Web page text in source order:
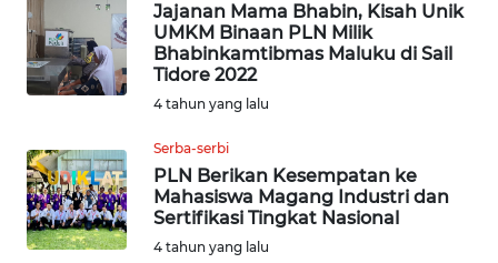
Jajanan Mama Bhabin, Kisah Unik
UMKM Binaan PLN Milik
Bhabinkamtibmas Maluku di Sail
Tidore 2022
4 tahun yang lalu
Serba-serbi
PLN Berikan Kesempatan ke
Mahasiswa Magang Industri dan
Sertifikasi Tingkat Nasional
4 tahun yang lalu
WN
RIAU
WN
JAMBI